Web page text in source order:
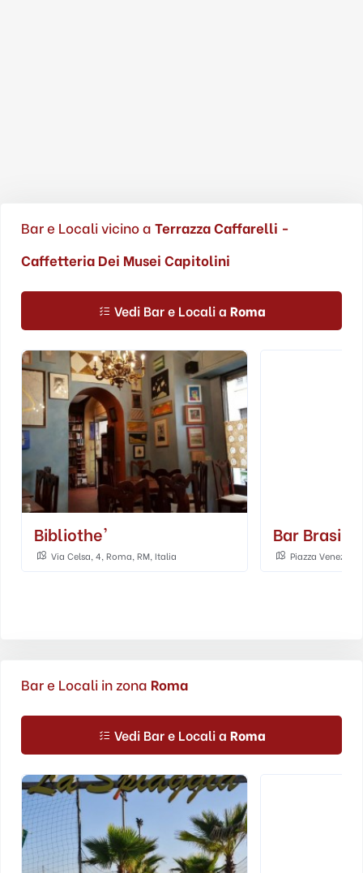
Bar e Locali vicino a Terrazza Caffarelli -
Caffetteria Dei Musei Capitolini
Vedi Bar e Locali a Roma
Bibliothe'
Via Celsa, 4, Roma, RM, Italia
Bar Brasile
Piazza Venezia,
Bar e Locali in zona Roma
Vedi Bar e Locali a Roma